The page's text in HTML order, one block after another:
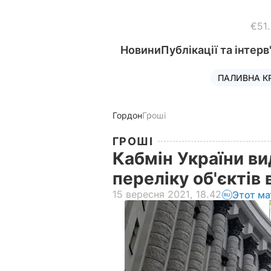
НовиниПублікації та
ПАЛИВНА
ГордонГроші
ГРОШІ
Кабмін України
переліку об'єктів
15 вересня 2021, 18.42 Этот